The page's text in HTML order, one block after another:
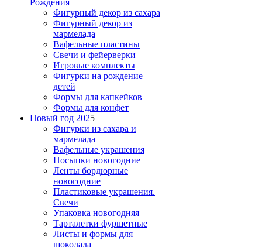
Фигурный декор из сахара
Фигурный декор из
мармелада
Вафельные пластины
Свечи и фейерверки
Игровые комплекты
Фигурки на рождение
детей
Формы для капкейков
Формы для конфет
Новый год 2025
Фигурки из сахара и
мармелада
Вафельные украшения
Посыпки новогодние
Ленты бордюрные
новогодние
Пластиковые украшения.
Свечи
Упаковка новогодняя
Тарталетки фуршетные
Листы и формы для
шоколада